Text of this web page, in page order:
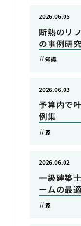
断熱のリ
の事例研究
2026.06.05
知識
予算内で
例集
2026.06.03
家
一級建築
ームの最
2026.06.02
家